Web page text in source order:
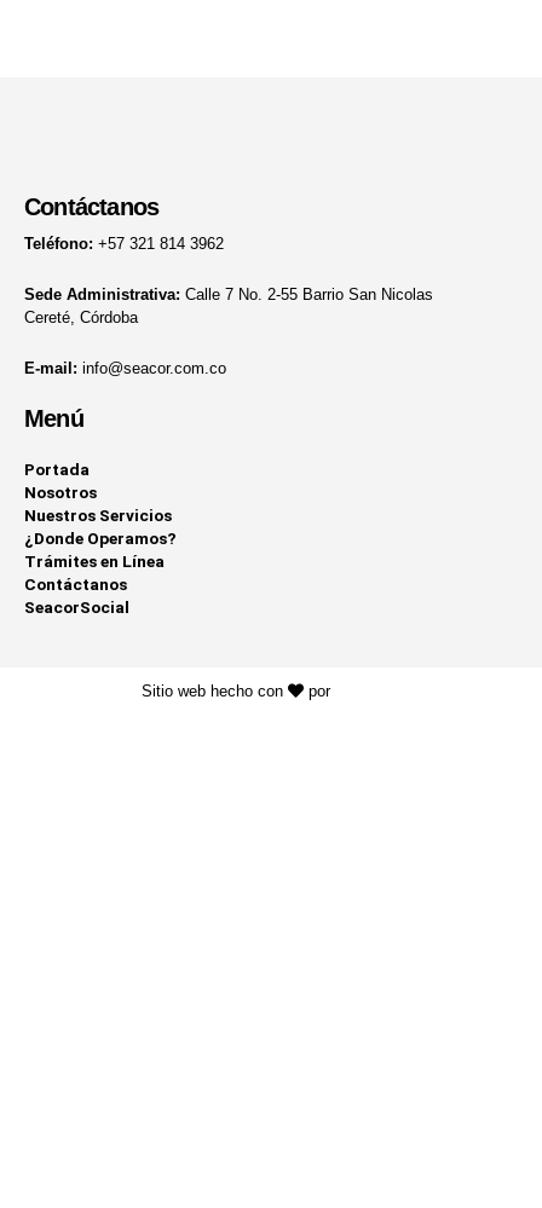
Contáctanos
Teléfono: +57 321 814 3962
Sede Administrativa: Calle 7 No. 2-55 Barrio San Nicolas
Cereté, Córdoba
E-mail: info@seacor.com.co
Menú
Portada
Nosotros
Nuestros Servicios
¿Donde Operamos?
Trámites en Línea
Contáctanos
SeacorSocial
Sitio web hecho con por